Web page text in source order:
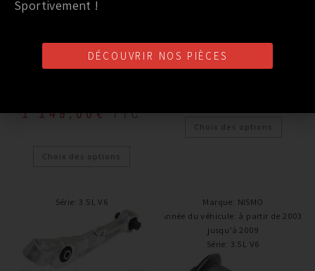
Silent bloc renforcé et pièces OEM
KIT COMPLET SILENT BLOC
1 149,00€ TTC
Choix des options
350Z
Choix des options
Série: 3.5L V6 Marque: NISMO
Année du véhicule: à partir de 2003,
jusqu’à 2009
Série: 3.5L V6
Sportivement !
DÉCOUVRIR NOS PIÈCES